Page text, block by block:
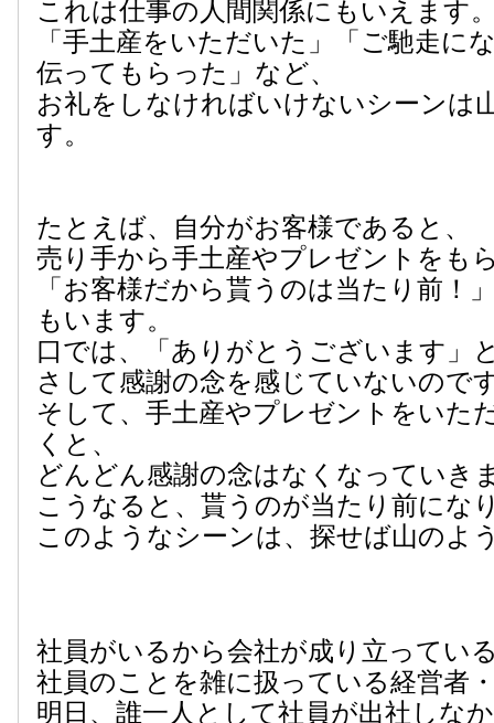
これは仕事の人間関係にもいえます
「手土産をいただいた」「ご馳走に
伝ってもらった」など、
お礼をしなければいけないシーンは
す。
たとえば、自分がお客様であると、
売り手から手土産やプレゼントをも
「お客様だから貰うのは当たり前！
もいます。
口では、「ありがとうございます」
さして感謝の念を感じていないので
そして、手土産やプレゼントをいた
くと、
どんどん感謝の念はなくなっていき
こうなると、貰うのが当たり前にな
このようなシーンは、探せば山のよ
社員がいるから会社が成り立ってい
社員のことを雑に扱っている経営者
明日、誰一人として社員が出社しな